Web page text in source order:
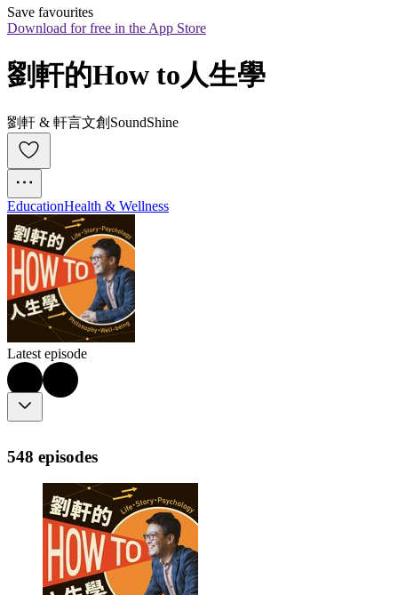
Save favourites
Download for free in the App Store
劉軒的How to人生學
劉軒 & 軒言文創SoundShine
EducationHealth & Wellness
Latest episode
548 episodes